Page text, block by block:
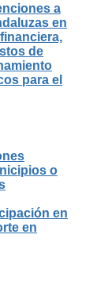
a
en
de
para el
o
en
en